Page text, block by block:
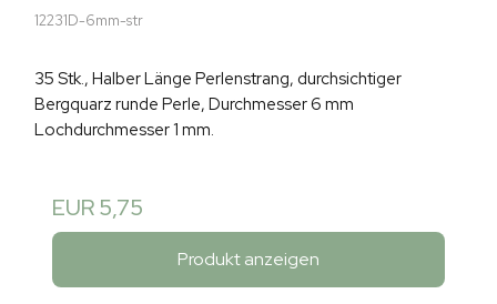
12231D-6mm-str
35 Stk., Halber Länge Perlenstrang, durchsichtiger
Bergquarz runde Perle, Durchmesser 6 mm
Lochdurchmesser 1 mm.
EUR 5,75
Produkt anzeigen